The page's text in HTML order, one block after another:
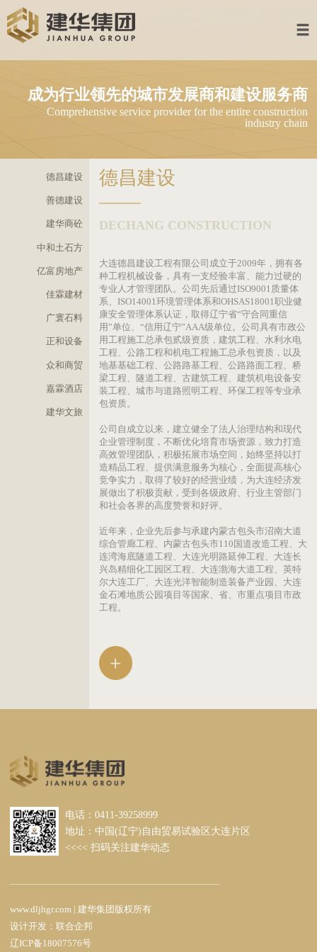
首页
建华集团
集团产业
加入建华
联系我们
企业邮箱
企业OA系统
成为行业领先的城市发展商和建设服
Comprehensive service provider for the entire
德昌建设
善德建设
建华商砼
中和土石方
亿富房地产
众和商贸
德昌建设
大连德昌建设工程有限公司成立于2009年，
种工程机械设备，具有一支经验丰富、能力过
专业人才管理团队。公司先后通过ISO9001质
系、ISO14001环境管理体系和OHSAS18001
康安全管理体系认证，取得辽宁省“守合同重
用”单位、“信用辽宁”AAA级单位。公司具有
用工程施工总承包贰级资质，建筑工程、水利
工程、公路工程和机电工程施工总承包资质，
地基基础工程、公路路基工程、公路路面工程
装工程、城市与道路照明工程、环保工程等专
包资质。
公司自成立以来，建立健全了法人治理结构和
企业管理制度，不断优化培育市场资源，致力
高效管理团队，积极拓展市场空间，始终坚持
竞争实力，取得了较好的经营业绩，为大连经
展做出了积极贡献，受到各级政府、行业主管
和社会各界的高度赞誉和好评。
近年来，企业先后参与承建内蒙古包头市沼南
综合管廊工程、内蒙古包头市110国道改造工
尔大连工厂、大连光洋智能制造装备产业园、
金石滩地质公园项目等国家、省、市重点项目
工程。
电话：0411-39258999
地址：中国(辽宁)自由贸易试验区大连片区
<<<< 扫码关注建华动态